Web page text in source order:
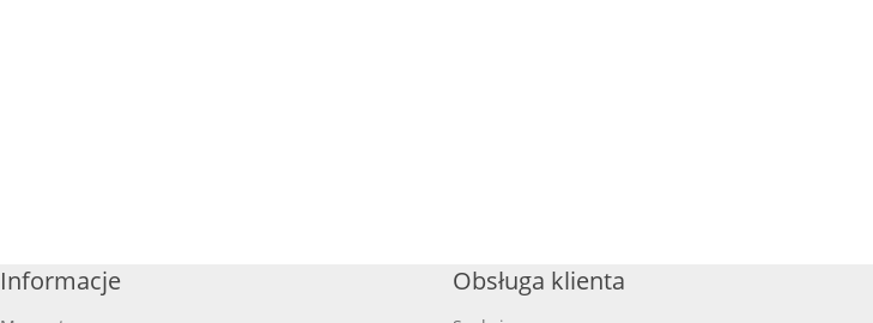
Informacje Obsługa klienta